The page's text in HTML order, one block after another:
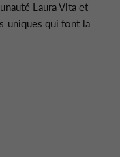
Laura Vita et
uniques qui font la